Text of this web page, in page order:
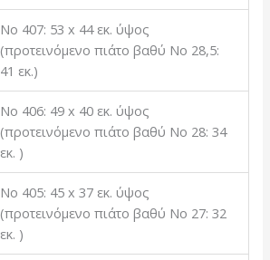
Νο 407: 53 x 44 εκ. ύψος
(προτεινόμενο πιάτο βαθύ Νο 28,5:
41 εκ.)
Νο 406: 49 x 40 εκ. ύψος
(προτεινόμενο πιάτο βαθύ Νο 28: 34
εκ. )
Νο 405: 45 x 37 εκ. ύψος
(προτεινόμενο πιάτο βαθύ Νο 27: 32
εκ. )